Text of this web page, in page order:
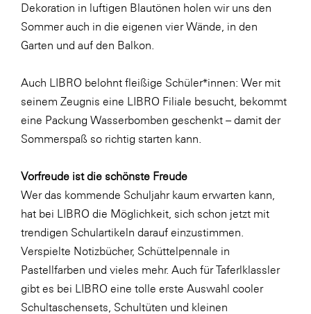
FV Energierohstoff & Kraftstoff
Gardena
GBV - Verband gemeinnütziger
Bauvereinigungen
Getzner Werkstoffe
ikp
JELD-WEN DANA
kosaplaner
Libro
Dekoration in luftigen Blautönen holen wir uns den
Sommer auch in die eigenen vier Wände, in den
Garten und auf den Balkon.
Auch LIBRO belohnt fleißige Schüler*innen: Wer mit
seinem Zeugnis eine LIBRO Filiale besucht, bekommt
eine Packung Wasserbomben geschenkt – damit der
Sommerspaß so richtig starten kann.
Vorfreude ist die schönste Freude
Wer das kommende Schuljahr kaum erwarten kann,
hat bei LIBRO die Möglichkeit, sich schon jetzt mit
trendigen Schulartikeln darauf einzustimmen.
Verspielte Notizbücher, Schüttelpennale in
Pastellfarben und vieles mehr. Auch für Taferlklassler
gibt es bei LIBRO eine tolle erste Auswahl cooler
Schultaschensets, Schultüten und kleinen